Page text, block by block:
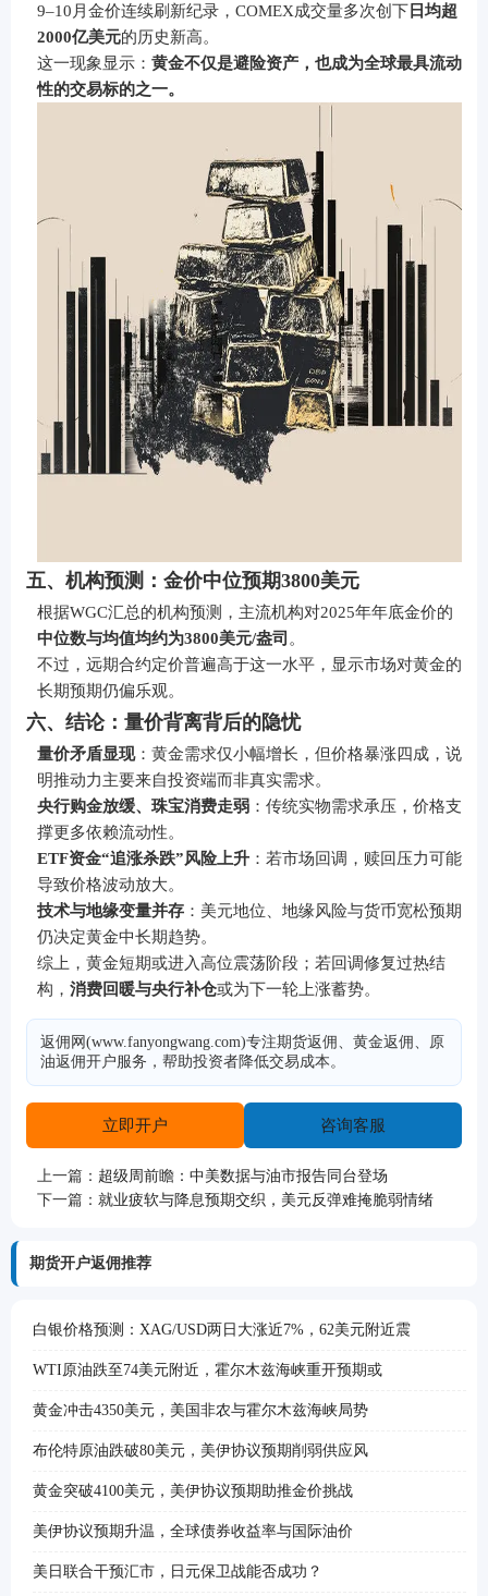
9–10月金价连续刷新纪录，COMEX成交量多次创下 日均超
2000亿美元的历史新高。
这一现象显示： 黄金不仅是避险资产，也成为全球最具流动
性的交易标的之一。
五、机构预测：金价中位预期3800美元
根据WGC汇总的机构预测，主流机构对2025年年底金价的
中位数与均值均约为3800美元/盎司 。
不过，远期合约定价普遍高于这一水平，显示市场对黄金的
长期预期仍偏乐观。
六、结论：量价背离背后的隐忧
量价矛盾显现：黄金需求仅小幅增长，但价格暴涨四成，说
明推动力主要来自投资端而非真实需求。
央行购金放缓、珠宝消费走弱 ：传统实物需求承压，价格支
撑更多依赖流动性。
ETF资金“追涨杀跌”风险上升 ：若市场回调，赎回压力可能
导致价格波动放大。
技术与地缘变量并存 ：美元地位、地缘风险与货币宽松预期
仍决定黄金中长期趋势。
综上，黄金短期或进入高位震荡阶段；若回调修复过热结
构， 消费回暖与央行补仓或为下一轮上涨蓄势。
返佣网(www.fanyongwang.com)专注期货返佣、黄金返佣、原
油返佣开户服务，帮助投资者降低交易成本。
立即开户 咨询客服
上一篇： 超级周前瞻：中美数据与油市报告同台登场
下一篇： 就业疲软与降息预期交织，美元反弹难掩脆弱情绪
期货开户返佣推荐
白银价格预测：XAG/USD两日大涨近7%，62美元附近震
WTI原油跌至74美元附近，霍尔木兹海峡重开预期或
黄金冲击4350美元，美国非农与霍尔木兹海峡局势
布伦特原油跌破80美元，美伊协议预期削弱供应风
黄金突破4100美元，美伊协议预期助推金价挑战
美伊协议预期升温，全球债券收益率与国际油价
美日联合干预汇市，日元保卫战能否成功？